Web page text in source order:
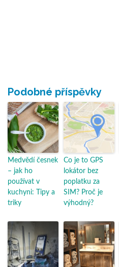
Podobné příspěvky
Medvědí česnek
– jak ho
používat v
kuchyni: Tipy a
triky
Co je to GPS
lokátor bez
poplatku za
SIM? Proč je
výhodný?